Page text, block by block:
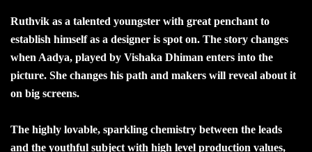
Ruthvik as a talented youngster with great penchant to
establish himself as a designer is spot on. The story changes
when Aadya, played by Vishaka Dhiman enters into the
picture. She changes his path and makers will reveal about it
on big screens.
The highly lovable, sparkling chemistry between the leads
and the youthful subject with high level production values,